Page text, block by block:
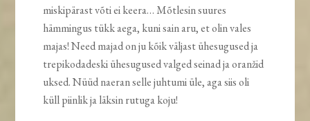
miskipärast võti ei keera… Mõtlesin suures
hämmingus tükk aega, kuni sain aru, et olin vales
majas! Need majad on ju kõik väljast ühesugused ja
trepikodadeski ühesugused valged seinad ja oranžid
uksed. Nüüd naeran selle juhtumi üle, aga siis oli
küll piinlik ja läksin rutuga koju!